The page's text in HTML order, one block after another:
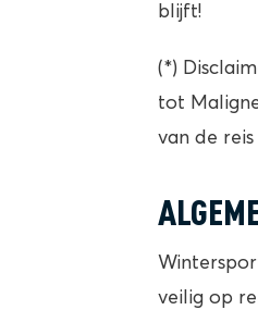
blijft!
(*)
tot
van de
veilig op